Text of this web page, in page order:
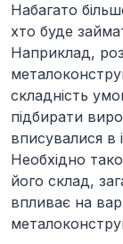
Набагато
хто буде
Наприклад,
складність
підбирати
вписувалися в
Необхідно
його склад,
впливає на